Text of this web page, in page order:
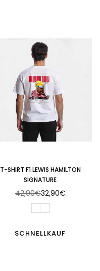
T-SHIRT F1 LEWIS HAMILTON
SIGNATURE
Normaler
42,90€32,90€
SCHNELLKAUF